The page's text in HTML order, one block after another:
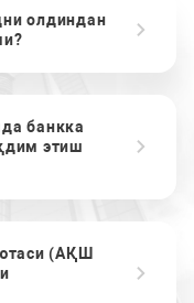
олдиндан
банкка
этиш
(АҚШ